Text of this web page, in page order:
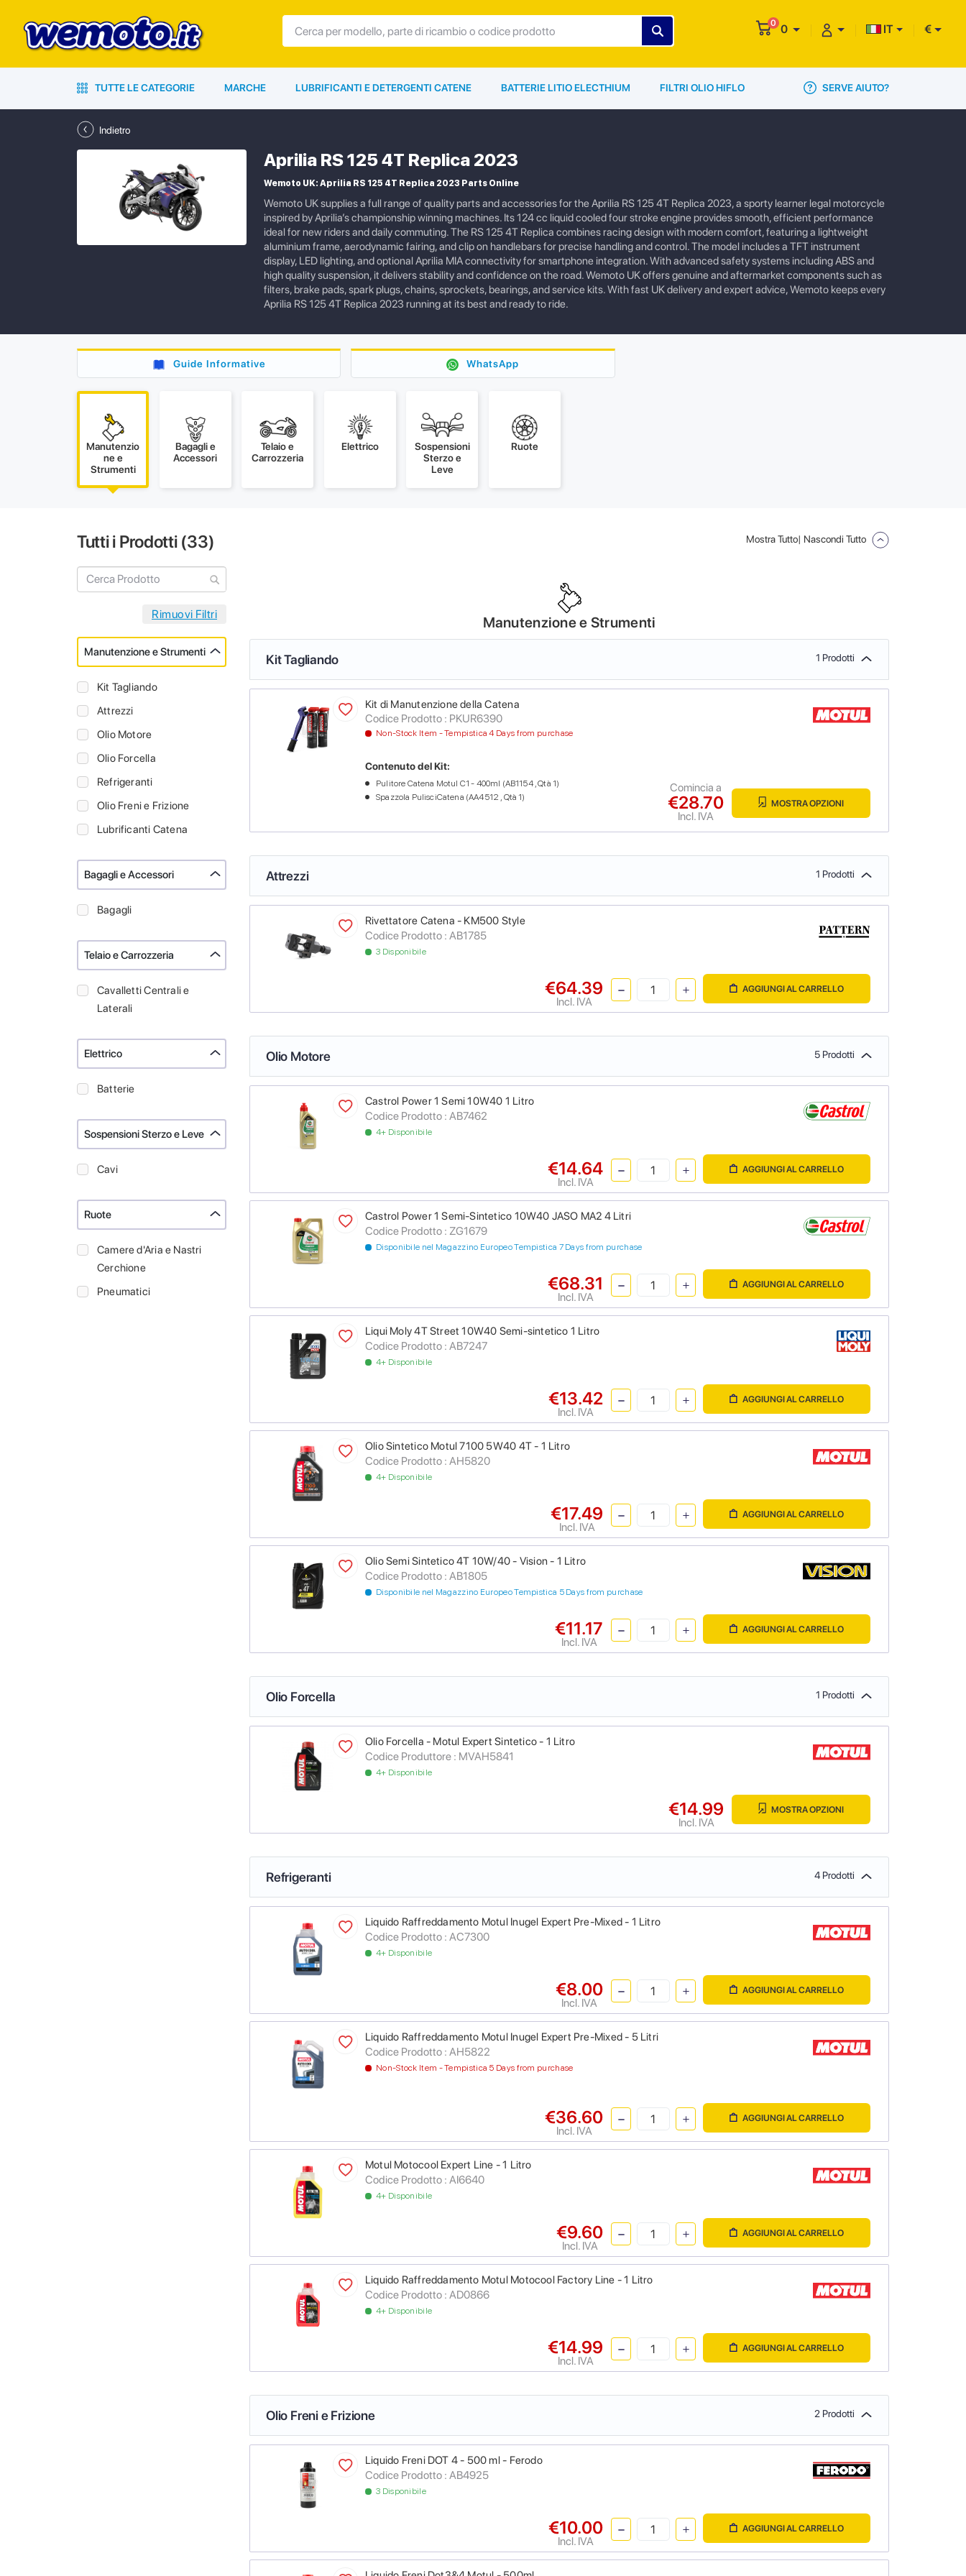
0 0 IT €
TUTTE LE CATEGORIE MARCHE LUBRIFICANTI E DETERGENTI CATENE BATTERIE LITIO ELECTHIUM FILTRI OLIO HIFLO SERVE AIUTO?
Indietro
Aprilia RS 125 4T Replica 2023
Wemoto UK: Aprilia RS 125 4T Replica 2023 Parts Online
Wemoto UK supplies a full range of quality parts and accessories for the Aprilia RS 125 4T Replica 2023, a sporty learner legal motorcycle
inspired by Aprilia’s championship winning machines. Its 124 cc liquid cooled four stroke engine provides smooth, efficient performance
ideal for new riders and daily commuting. The RS 125 4T Replica combines racing design with modern comfort, featuring a lightweight
aluminium frame, aerodynamic fairing, and clip on handlebars for precise handling and control. The model includes a TFT instrument
display, LED lighting, and optional Aprilia MIA connectivity for smartphone integration. With advanced safety systems including ABS and
high quality suspension, it delivers stability and confidence on the road. Wemoto UK offers genuine and aftermarket components such as
filters, brake pads, spark plugs, chains, sprockets, bearings, and service kits. With fast UK delivery and expert advice, Wemoto keeps every
Aprilia RS 125 4T Replica 2023 running at its best and ready to ride.
Guide Informative WhatsApp
Manutenzio
ne e
Strumenti
Bagagli e
Accessori
Telaio e
Carrozzeria
Elettrico
Sospensioni
Sterzo e
Leve
Ruote
Tutti i Prodotti (33)
Manutenzione e Strumenti
Kit Tagliando
Attrezzi
Olio Motore
Olio Forcella
Refrigeranti
Olio Freni e Frizione
Lubrificanti Catena
Bagagli e Accessori
Bagagli
Telaio e Carrozzeria
Cavalletti Centrali e
Laterali
Elettrico
Batterie
Sospensioni Sterzo e Leve
Cavi
Ruote
Camere d'Aria e Nastri
Cerchione
Pneumatici
Mostra Tutto| Nascondi Tutto
Manutenzione e Strumenti
Kit Tagliando 1 Prodotti
Kit di Manutenzione della Catena
Codice Prodotto : PKUR6390
Non-Stock Item - Tempistica 4 Days from purchase
Contenuto del Kit:
Pulitore Catena Motul C1 - 400ml (AB1154 , Qtà 1)
Spazzola PulisciCatena (AA4512 , Qtà 1)
€28.70
Incl. IVA
Comincia a
MOSTRA OPZIONI
Attrezzi 1 Prodotti
Rivettatore Catena - KM500 Style
Codice Prodotto : AB1785
3 Disponibile
€64.39
Incl. IVA
AGGIUNGI AL CARRELLO
Olio Motore 5 Prodotti
Castrol Power 1 Semi 10W40 1 Litro
Codice Prodotto : AB7462
4+ Disponibile
€14.64
Incl. IVA
AGGIUNGI AL CARRELLO
Castrol Power 1 Semi-Sintetico 10W40 JASO MA2 4 Litri
Codice Prodotto : ZG1679
Disponibile nel Magazzino Europeo Tempistica 7 Days from purchase
€68.31
Incl. IVA
AGGIUNGI AL CARRELLO
Liqui Moly 4T Street 10W40 Semi-sintetico 1 Litro
Codice Prodotto : AB7247
4+ Disponibile
€13.42
Incl. IVA
AGGIUNGI AL CARRELLO
Olio Sintetico Motul 7100 5W40 4T - 1 Litro
Codice Prodotto : AH5820
4+ Disponibile
€17.49
Incl. IVA
AGGIUNGI AL CARRELLO
Olio Semi Sintetico 4T 10W/40 - Vision - 1 Litro
Codice Prodotto : AB1805
Disponibile nel Magazzino Europeo Tempistica 5 Days from purchase
€11.17
Incl. IVA
AGGIUNGI AL CARRELLO
Olio Forcella 1 Prodotti
Olio Forcella - Motul Expert Sintetico - 1 Litro
Codice Produttore : MVAH5841
4+ Disponibile
€14.99
Incl. IVA
MOSTRA OPZIONI
Refrigeranti 4 Prodotti
Liquido Raffreddamento Motul Inugel Expert Pre-Mixed - 1 Litro
Codice Prodotto : AC7300
4+ Disponibile
€8.00
Incl. IVA
AGGIUNGI AL CARRELLO
Liquido Raffreddamento Motul Inugel Expert Pre-Mixed - 5 Litri
Codice Prodotto : AH5822
Non-Stock Item - Tempistica 5 Days from purchase
€36.60
Incl. IVA
AGGIUNGI AL CARRELLO
Motul Motocool Expert Line - 1 Litro
Codice Prodotto : AI6640
4+ Disponibile
€9.60
Incl. IVA
AGGIUNGI AL CARRELLO
Liquido Raffreddamento Motul Motocool Factory Line - 1 Litro
Codice Prodotto : AD0866
4+ Disponibile
€14.99
Incl. IVA
AGGIUNGI AL CARRELLO
Olio Freni e Frizione 2 Prodotti
Liquido Freni DOT 4 - 500 ml - Ferodo
Codice Prodotto : AB4925
3 Disponibile
€10.00
Incl. IVA
AGGIUNGI AL CARRELLO